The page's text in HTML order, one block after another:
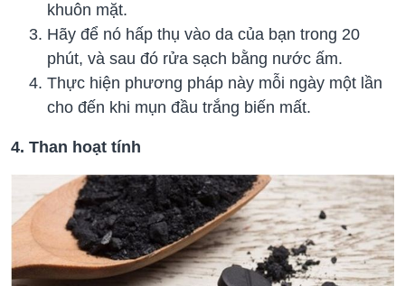
khuôn mặt.
Hãy để nó hấp thụ vào da của bạn trong 20
phút, và sau đó rửa sạch bằng nước ấm.
Thực hiện phương pháp này mỗi ngày một lần
cho đến khi mụn đầu trắng biến mất.
4. Than hoạt tính